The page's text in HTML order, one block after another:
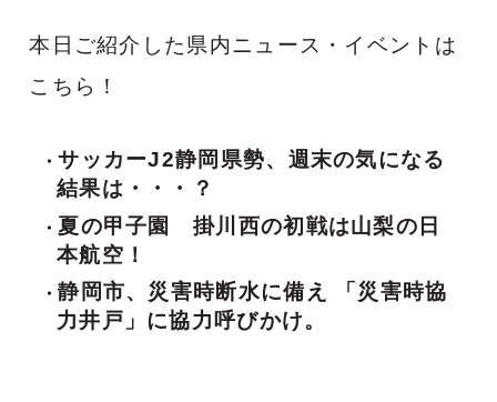
本日ご紹介した県内ニュース・イベントは
こちら！
サッカーJ2静岡県勢、週末の気になる
結果は・・・？
夏の甲子園 掛川西の初戦は山梨の日
本航空！
静岡市、災害時断水に備え 「災害時協
力井戸」に協力呼びかけ。